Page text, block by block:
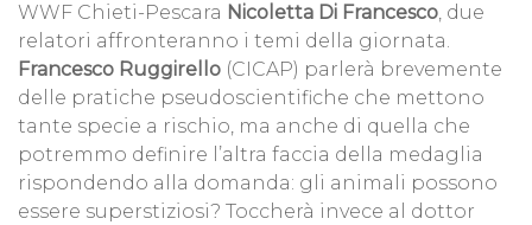
WWF Chieti-Pescara Nicoletta Di Francesco, due
relatori affronteranno i temi della giornata.
Francesco Ruggirello (CICAP) parlerà brevemente
delle pratiche pseudoscientifiche che mettono
tante specie a rischio, ma anche di quella che
potremmo definire l’altra faccia della medaglia
rispondendo alla domanda: gli animali possono
essere superstiziosi? Toccherà invece al dottor